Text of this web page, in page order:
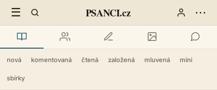
☰ PSANCI.cz ⋯
nová komentovaná čtená založená mluvená mini
sbírky